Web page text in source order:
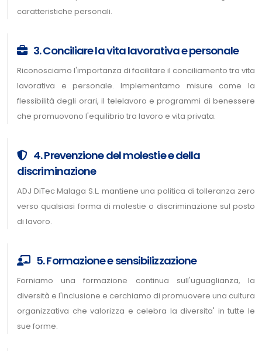
caratteristiche personali.
3. Conciliare la vita lavorativa e personale
Riconosciamo l'importanza di facilitare il conciliamento tra vita
lavorativa e personale. Implementamo misure come la
flessibilità degli orari, il telelavoro e programmi di benessere
che promuovono l'equilibrio tra lavoro e vita privata.
4. Prevenzione del molestie e della
discriminazione
ADJ DiTec Malaga S.L. mantiene una politica di tolleranza zero
verso qualsiasi forma di molestie o discriminazione sul posto
di lavoro.
5. Formazione e sensibilizzazione
Forniamo una formazione continua sull'uguaglianza, la
diversità e l'inclusione e cerchiamo di promuovere una cultura
organizzativa che valorizza e celebra la diversita' in tutte le
sue forme.